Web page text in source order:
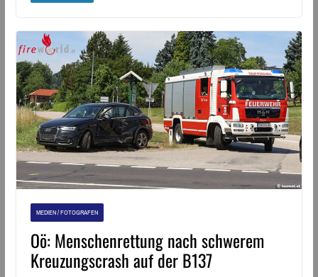
MEDIEN / FOTOGRAFEN
Oö: Menschenrettung nach schwerem
Kreuzungscrash auf der B137